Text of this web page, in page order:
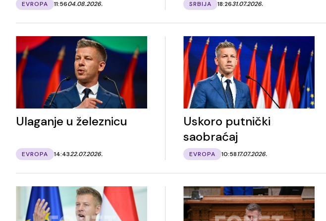
EVROPA 11:5604.08.2026. SRBIJA 18:2631.07.2026.
Ulaganje u železnicu
EVROPA 14:4322.07.2026.
Uskoro putnički
saobraćaj
EVROPA 10:5817.07.2026.